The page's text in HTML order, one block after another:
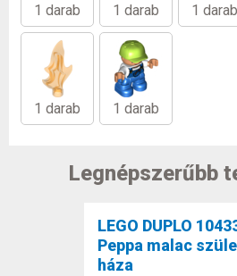
1 darab 1 darab 1 darab
1 darab 1 darab
Legnépszerűbb
LEGO DUPLO
Peppa malac
háza